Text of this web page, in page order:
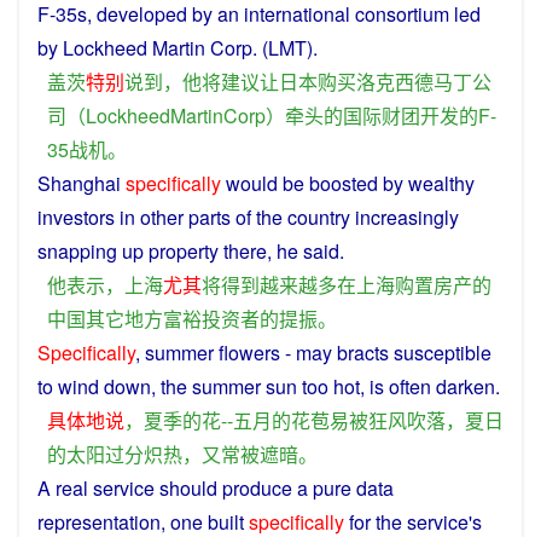
F-35s, developed by an international consortium led
by Lockheed Martin Corp. (LMT).
盖茨特别说到， 他将建议让日本购买洛克西德马丁公
司 （LockheedMartinCorp） 牵头的国际财团开发的F-
35战机。
Shanghai specificallywould be boosted bywealthy
investors in otherpartsofthecountry increasingly
snapping uppropertythere, hesaid.
他表示， 上海尤其将得到越来越多在上海购置房产的
中国其它地方富裕投资者的提振。
Specifically, summerflowers- may bractssusceptible
towind down, thesummersun too hot, isoften darken.
具体地说， 夏季的花--五月的花苞易被狂风吹落， 夏日
的太阳过分炽热， 又常被遮暗。
A real serviceshould produceapuredata
representation, one builtspecificallyfor theservice's